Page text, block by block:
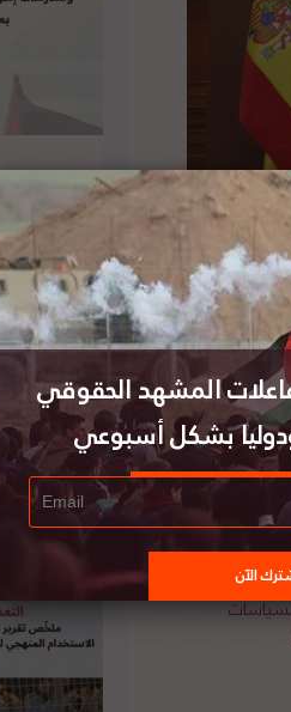
أفادت وكالة
بيان لوزارة
التاجي.
محتلة.
المشهد الحقوقي
بشكل أسبوعي